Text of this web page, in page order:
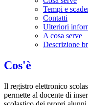
Tempi e
Contatti
Ulteriori
A cosa serve
Descrizione
Cos'è
Il registro elettronico
permette al docente di